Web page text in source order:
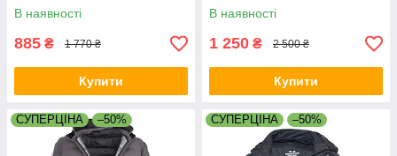
В наявності
885 ₴ 1 770 ₴
Купити
В наявності
1 250 ₴ 2 500 ₴
Купити
СУПЕРЦІНА –50% СУПЕРЦІНА –50%